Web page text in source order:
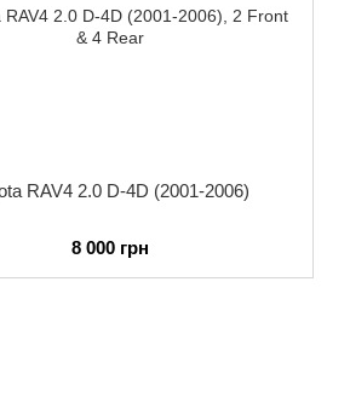
RAV4 2.0 D-4D (2001-2006)
8 000 грн